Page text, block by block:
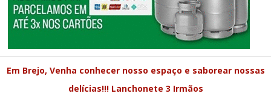
Em Brejo, Venha conhecer nosso espaço e saborear nossas
delícias!!! Lanchonete 3 Irmãos